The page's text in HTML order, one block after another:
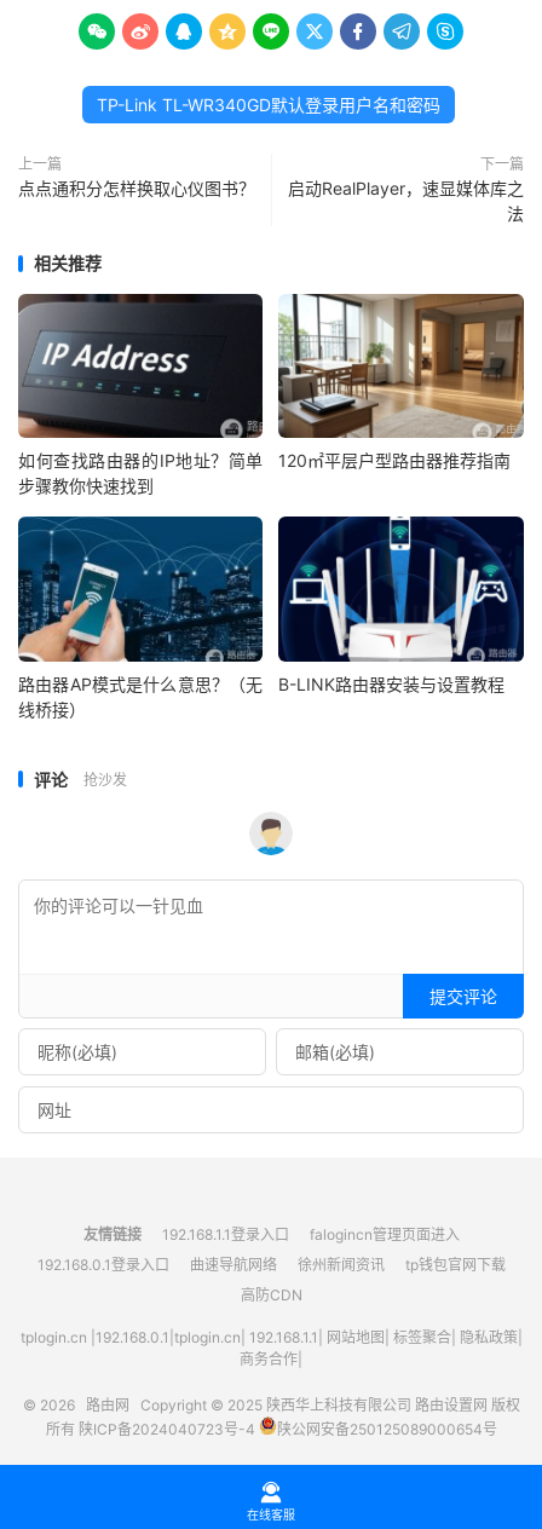
        
TP-Link TL-WR340GD默认登录用户名和密码
上一篇
点点通积分怎样换取心仪图书？
下一篇
启动RealPlayer，速显媒体库之
法
相关推荐
如何查找路由器的IP地址？简单
步骤教你快速找到
120㎡平层户型路由器推荐指南
路由器AP模式是什么意思？（无
线桥接）
B-LINK路由器安装与设置教程
评论 抢沙发
提交评论
友情链接 192.168.1.1登录入口
falogincn管理页面进入
192.168.0.1登录入口
曲速导航网络 徐州新闻资讯
tp钱包官网下载
高防CDN
tplogin.cn 192.168.0.1 tplogin.cn 192.168.1.1 网站地图 标签聚合| 隐私政策
商务合作|
© 2026 路由网 Copyright © 2025 陕西华上科技有限公司 路由设置网 版权
所有 陕ICP备2024040723号-4 陕公网安备250125089000654号

在线客服